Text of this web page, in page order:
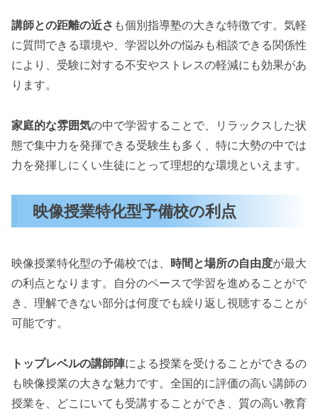
講師との距離の近さ も個別指導塾の大きな特徴です。気軽
に質問できる環境や、学習以外の悩みも相談できる関係性
により、受験に対する不安やストレスの軽減にも効果があ
ります。
家庭的な雰囲気の中で学習することで、リラックスした状
態で集中力を発揮できる受験生も多く、特に大勢の中では
力を発揮しにくい生徒にとって理想的な環境といえます。
映像授業特化型予備校の利点
映像授業特化型の予備校では、 時間と場所の自由度が最大
の利点となります。自分のペースで学習を進めることがで
き、理解できない部分は何度でも繰り返し視聴することが
可能です。
トップレベルの講師陣による授業を受けることができるの
も映像授業の大きな魅力です。全国的に評価の高い講師の
授業を、どこにいても受講することができ、質の高い教育